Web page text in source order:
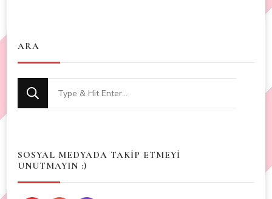
ARA
Looking
for
SOSYAL MEDYADA TAKİP ETMEYİ
UNUTMAYIN :)